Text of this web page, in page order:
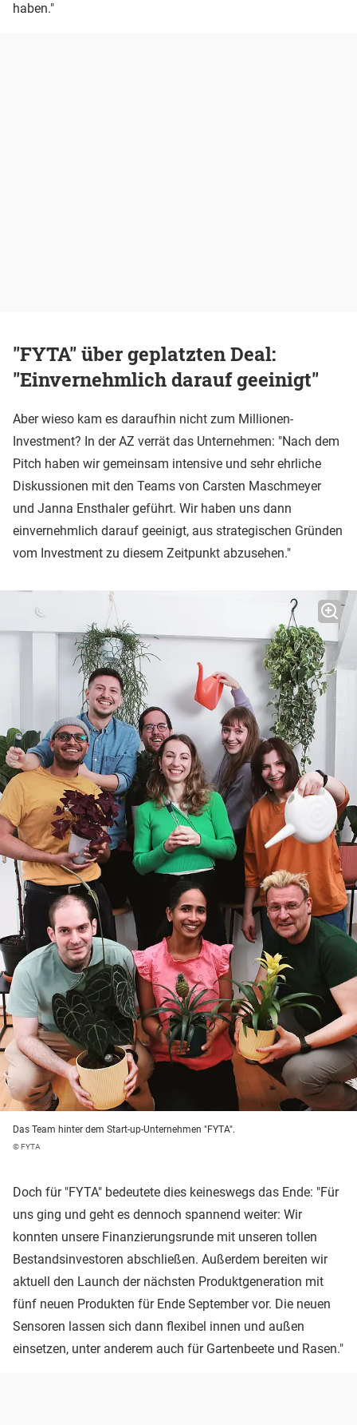
haben."
"FYTA" über geplatzten Deal:
"Einvernehmlich darauf geeinigt"
Aber wieso kam es daraufhin nicht zum Millionen-
Investment? In der AZ verrät das Unternehmen: "Nach dem
Pitch haben wir gemeinsam intensive und sehr ehrliche
Diskussionen mit den Teams von Carsten Maschmeyer
und Janna Ensthaler geführt. Wir haben uns dann
einvernehmlich darauf geeinigt, aus strategischen Gründen
vom Investment zu diesem Zeitpunkt abzusehen."
Das Team hinter dem Start-up-Unternehmen "FYTA".
© FYTA
Doch für "FYTA" bedeutete dies keineswegs das Ende: "Für
uns ging und geht es dennoch spannend weiter: Wir
konnten unsere Finanzierungsrunde mit unseren tollen
Bestandsinvestoren abschließen. Außerdem bereiten wir
aktuell den Launch der nächsten Produktgeneration mit
fünf neuen Produkten für Ende September vor. Die neuen
Sensoren lassen sich dann flexibel innen und außen
einsetzen, unter anderem auch für Gartenbeete und Rasen."